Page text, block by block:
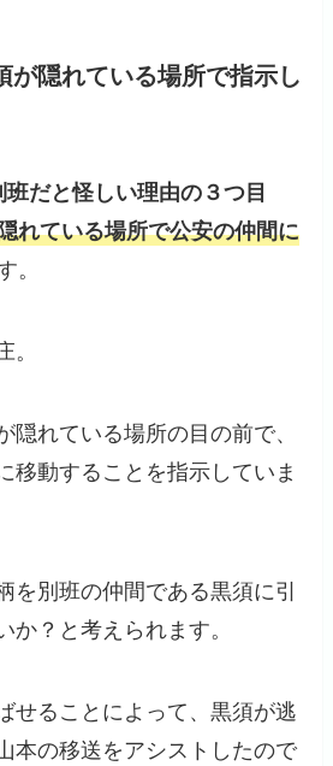
隠れている場所で指示し
班だと怪しい理由の３つ目
れている場所で公安の仲間に
。
。
隠れている場所の目の前で、
移動することを指示していま
を別班の仲間である黒須に引
か？と考えられます。
せることによって、黒須が逃
本の移送をアシストしたので